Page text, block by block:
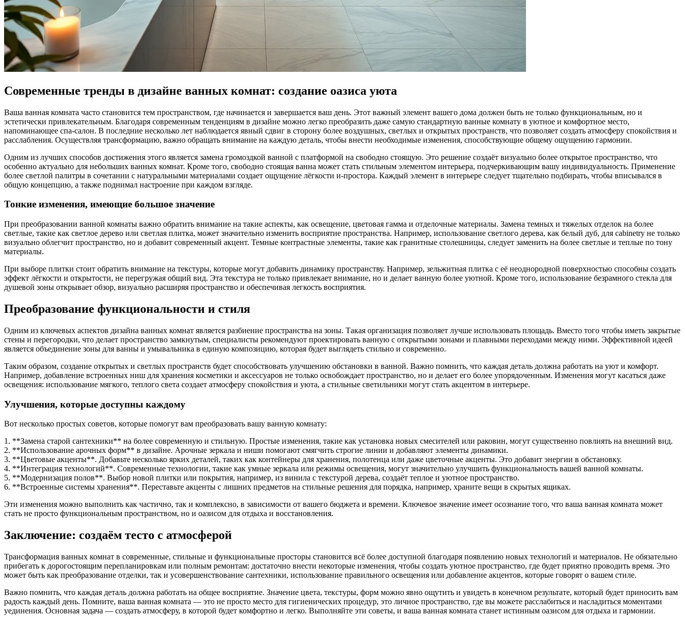
Современные тренды в дизайне ванных комнат: создание оазиса уюта
Ваша ванная комната часто становится тем пространством, где начинается и завершается ваш день. Этот важный элемент вашего дома должен быть не только функциональным, но и
эстетически привлекательным. Благодаря современным тенденциям в дизайне можно легко преобразить даже самую стандартную ванные комнату в уютное и комфортное место,
напоминающее спа-салон. В последние несколько лет наблюдается явный сдвиг в сторону более воздушных, светлых и открытых пространств, что позволяет создать атмосферу спокойствия и
расслабления. Осуществляя трансформацию, важно обращать внимание на каждую деталь, чтобы внести необходимые изменения, способствующие общему ощущению гармонии.
Одним из лучших способов достижения этого является замена громоздкой ванной с платформой на свободно стоящую. Это решение создаёт визуально более открытое пространство, что
особенно актуально для небольших ванных комнат. Кроме того, свободно стоящая ванна может стать стильным элементом интерьера, подчеркивающим вашу индивидуальность. Применение
более светлой палитры в сочетании с натуральными материалами создает ощущение лёгкости и-простора. Каждый элемент в интерьере следует тщательно подбирать, чтобы вписывался в
общую концепцию, а также поднимал настроение при каждом взгляде.
Тонкие изменения, имеющие большое значение
При преобразовании ванной комнаты важно обратить внимание на такие аспекты, как освещение, цветовая гамма и отделочные материалы. Замена темных и тяжелых отделок на более
светлые, такие как светлое дерево или светлая плитка, может значительно изменить восприятие пространства. Например, использование светлого дерева, как белый дуб, для cabinetry не только
визуально облегчит пространство, но и добавит современный акцент. Темные контрастные элементы, такие как гранитные столешницы, следует заменить на более светлые и теплые по тону
материалы.
При выборе плитки стоит обратить внимание на текстуры, которые могут добавить динамику пространству. Например, зельжитная плитка с её неоднородной поверхностью способны создать
эффект лёгкости и открытости, не перегружая общий вид. Эта текстура не только привлекает внимание, но и делает ванную более уютной. Кроме того, использование безрамного стекла для
душевой зоны открывает обзор, визуально расширяя пространство и обеспечивая легкость восприятия.
Преобразование функциональности и стиля
Одним из ключевых аспектов дизайна ванных комнат является разбиение пространства на зоны. Такая организация позволяет лучше использовать площадь. Вместо того чтобы иметь закрытые
стены и перегородки, что делает пространство замкнутым, специалисты рекомендуют проектировать ванную с открытыми зонами и плавными переходами между ними. Эффективной идеей
является объединение зоны для ванны и умывальника в единую композицию, которая будет выглядеть стильно и современно.
Таким образом, создание открытых и светлых пространств будет способствовать улучшению обстановки в ванной. Важно помнить, что каждая деталь должна работать на уют и комфорт.
Например, добавление встроенных ниш для хранения косметики и аксессуаров не только освобождает пространство, но и делает его более упорядоченным. Изменения могут касаться даже
освещения: использование мягкого, теплого света создает атмосферу спокойствия и уюта, а стильные светильники могут стать акцентом в интерьере.
Улучшения, которые доступны каждому
Вот несколько простых советов, которые помогут вам преобразовать вашу ванную комнату:
1. **Замена старой сантехники** на более современную и стильную. Простые изменения, такие как установка новых смесителей или раковин, могут существенно повлиять на внешний вид.
2. **Использование арочных форм** в дизайне. Арочные зеркала и ниши помогают смягчить строгие линии и добавляют элементы динамики.
3. **Цветовые акценты**. Добавьте несколько ярких деталей, таких как контейнеры для хранения, полотенца или даже цветочные акценты. Это добавит энергии в обстановку.
4. **Интеграция технологий**. Современные технологии, такие как умные зеркала или режимы освещения, могут значительно улучшить функциональность вашей ванной комнаты.
5. **Модернизация полов**. Выбор новой плитки или покрытия, например, из винила с текстурой дерева, создаёт теплое и уютное пространство.
6. **Встроенные системы хранения**. Переставьте акценты с лишних предметов на стильные решения для порядка, например, храните вещи в скрытых ящиках.
Эти изменения можно выполнить как частично, так и комплексно, в зависимости от вашего бюджета и времени. Ключевое значение имеет осознание того, что ваша ванная комната может
стать не просто функциональным пространством, но и оазисом для отдыха и восстановления.
Заключение: создаём тесто с атмосферой
Трансформация ванных комнат в современные, стильные и функциональные просторы становится всё более доступной благодаря появлению новых технологий и материалов. Не обязательно
прибегать к дорогостоящим перепланировкам или полным ремонтам: достаточно внести некоторые изменения, чтобы создать уютное пространство, где будет приятно проводить время. Это
может быть как преобразование отделки, так и усовершенствование сантехники, использование правильного освещения или добавление акцентов, которые говорят о вашем стиле.
Важно помнить, что каждая деталь должна работать на общее восприятие. Значение цвета, текстуры, форм можно явно ощутить и увидеть в конечном результате, который будет приносить вам
радость каждый день. Помните, ваша ванная комната — это не просто место для гигиенических процедур, это личное пространство, где вы можете расслабиться и насладиться моментами
уединения. Основная задача — создать атмосферу, в которой будет комфортно и легко. Выполняйте эти советы, и ваша ванная комната станет истинным оазисом для отдыха и гармонии.